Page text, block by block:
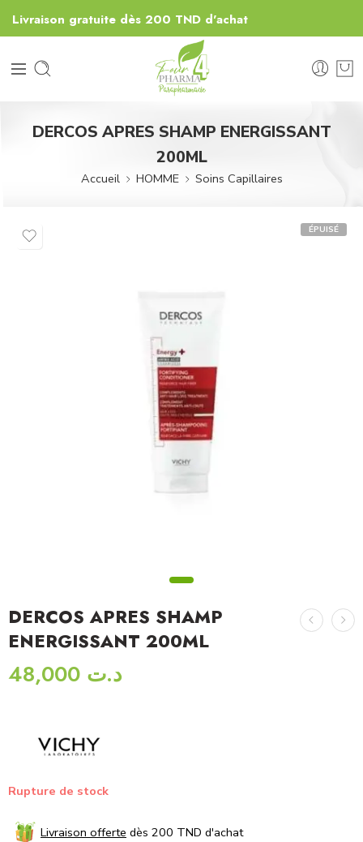
Livraison gratuite dès 200 TND d'achat
DERCOS APRES SHAMP ENERGISSANT
200ML
Accueil HOMME Soins Capillaires
ÉPUISÉ
DERCOS APRES SHAMP
ENERGISSANT 200ML
د.ت
Rupture de stock
Livraison offerte dès 200 TND d'achat